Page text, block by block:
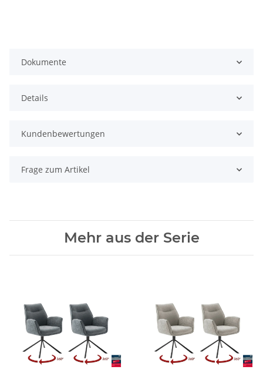
Dokumente
Details
Kundenbewertungen
Frage zum Artikel
Mehr aus der Serie